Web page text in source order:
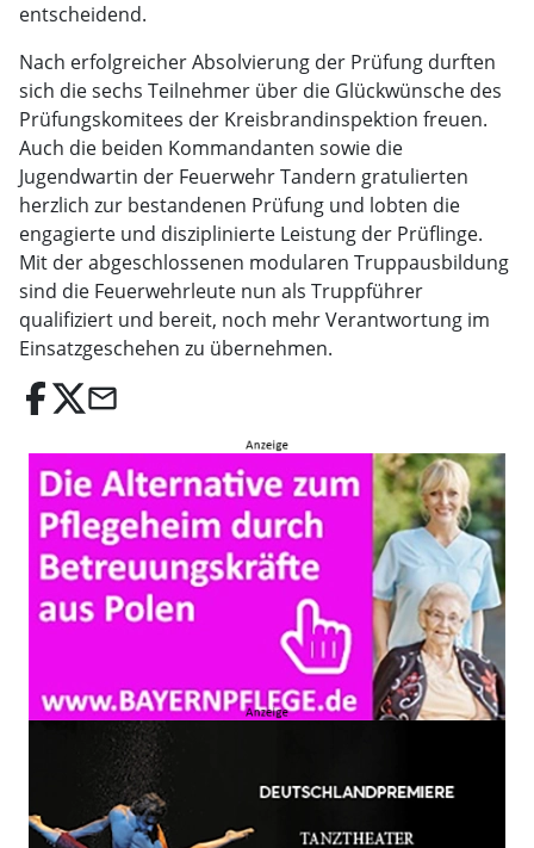
entscheidend.
Nach erfolgreicher Absolvierung der Prüfung durften
sich die sechs Teilnehmer über die Glückwünsche des
Prüfungskomitees der Kreisbrandinspektion freuen.
Auch die beiden Kommandanten sowie die
Jugendwartin der Feuerwehr Tandern gratulierten
herzlich zur bestandenen Prüfung und lobten die
engagierte und disziplinierte Leistung der Prüflinge.
Mit der abgeschlossenen modularen Truppausbildung
sind die Feuerwehrleute nun als Truppführer
qualifiziert und bereit, noch mehr Verantwortung im
Einsatzgeschehen zu übernehmen.
email